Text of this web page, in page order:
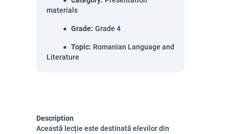
materials
Grade: Grade 4
Topic: Romanian Language and
Literature
Description
Această lecție este destinată elevilor din